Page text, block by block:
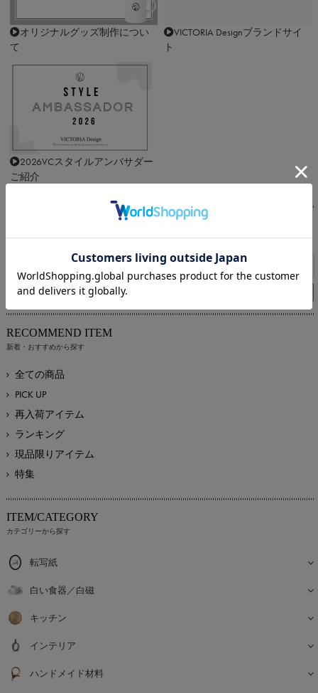
オリジナルグッズ制作につい
て
VICTORIA Designブランドサイ
ト
2026VCスタイルアンバサダー
ご紹介
キーワードから探す
RECOMMEND ITEM
新着・おすすめから探す
全ての商品
PICK UP
再入荷アイテム
ランキング
現品限りアイテム
特集
ITEM/CATEGORY
カテゴリーから探す
転写紙
白い食器／白磁
キッチン
インテリア
ハンドメイド材料